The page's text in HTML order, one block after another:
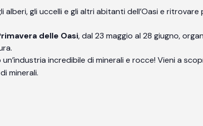
gli uccelli e gli altri abitanti dell’Oasi e ritrovare
delle Oasi, dal 23 maggio al 28 giugno,
incredibile di minerali e rocce! Vieni a
minerali.